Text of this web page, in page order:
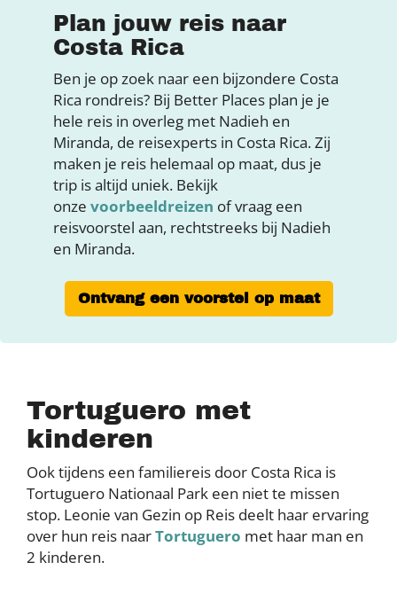
Plan jouw reis naar
Costa Rica
Ben je op zoek naar een bijzondere Costa
Rica rondreis? Bij Better Places plan je je
hele reis in overleg met Nadieh en
Miranda, de reisexperts in Costa Rica. Zij
maken je reis helemaal op maat, dus je
trip is altijd uniek. Bekijk
onze voorbeeldreizen of vraag een
reisvoorstel aan, rechtstreeks bij Nadieh
en Miranda.
Ontvang een voorstel op maat
Tortuguero met
kinderen
Ook tijdens een familiereis door Costa Rica is
Tortuguero Nationaal Park een niet te missen
stop. Leonie van Gezin op Reis deelt haar ervaring
over hun reis naarTortuguero met haar man en
2 kinderen.